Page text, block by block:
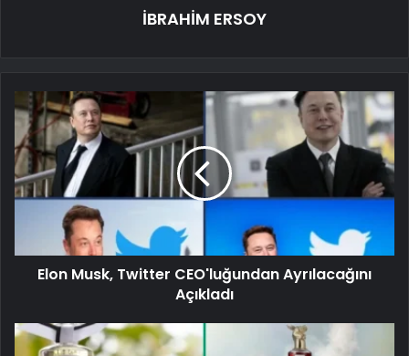
İBRAHİM ERSOY
Elon Musk, Twitter CEO'luğundan Ayrılacağını
Açıkladı